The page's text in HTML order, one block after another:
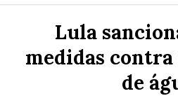
Lula
medidas
de